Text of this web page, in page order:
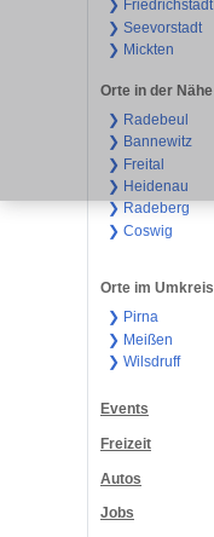
❯ Friedrichstadt
❯ Seevorstadt
❯ Mickten
Orte in der Nähe
❯ Radebeul
❯ Bannewitz
❯ Freital
❯ Heidenau
❯ Radeberg
❯ Coswig
Orte im Umkreis
❯ Pirna
❯ Meißen
❯ Wilsdruff
Events
Freizeit
Autos
Jobs